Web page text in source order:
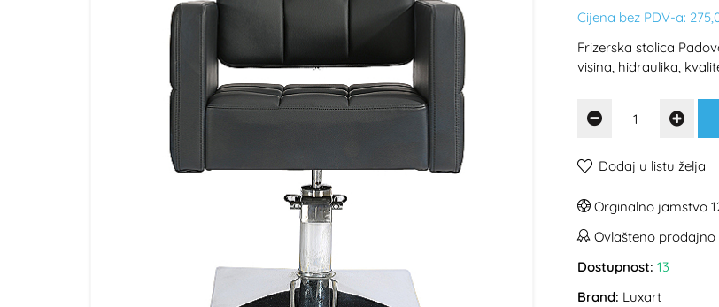
Cijena bez PDV-a:
Frizerska stolica
visina, hidraulika,
Dodaj u listu želja
Orginalno jamstvo
Ovlašteno prodajno
Dostupnost: 13
Brand: Luxart